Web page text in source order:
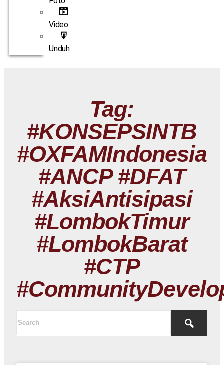
Video
Unduh
Tag:
#KONSEPSINTB
#OXFAMIndonesia
#ANCP #DFAT
#AksiAntisipasi
#LombokTimur
#LombokBarat
#CTP